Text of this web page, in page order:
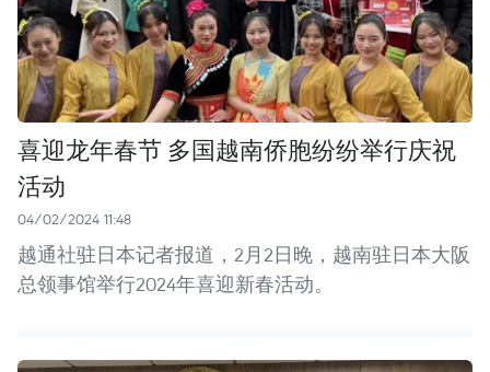
喜迎龙年春节 多国越南侨胞纷纷举行庆祝
活动
04/02/2024 11:48
越通社驻日本记者报道，2月2日晚，越南驻日本大阪
总领事馆举行2024年喜迎新春活动。